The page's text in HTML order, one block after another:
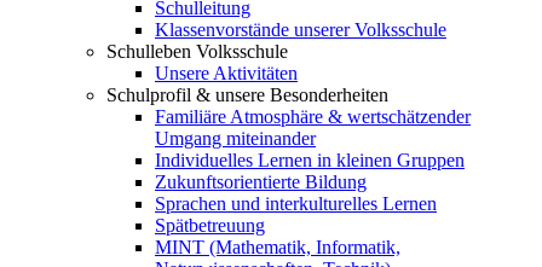
Schulleitung
Klassenvorstände unserer Volksschule
Schulleben Volksschule
Unsere Aktivitäten
Schulprofil & unsere Besonderheiten
Familiäre Atmosphäre & wertschätzender
Umgang miteinander
Individuelles Lernen in kleinen Gruppen
Zukunftsorientierte Bildung
Sprachen und interkulturelles Lernen
Spätbetreuung
MINT (Mathematik, Informatik,